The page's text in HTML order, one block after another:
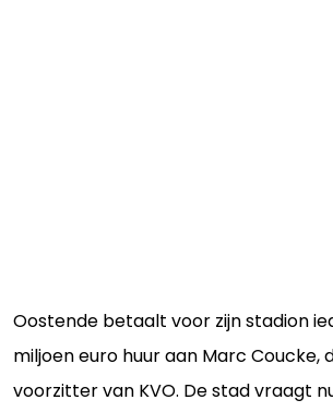
Oostende betaalt voor zijn stadion
miljoen euro huur aan Marc Coucke,
voorzitter van KVO. De stad vraagt